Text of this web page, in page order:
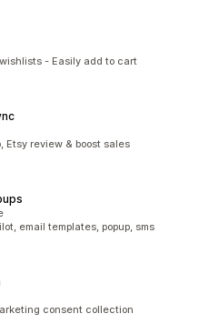
- Easily add to cart
Etsy review & boost sales
email templates, popup, sms
consent collection